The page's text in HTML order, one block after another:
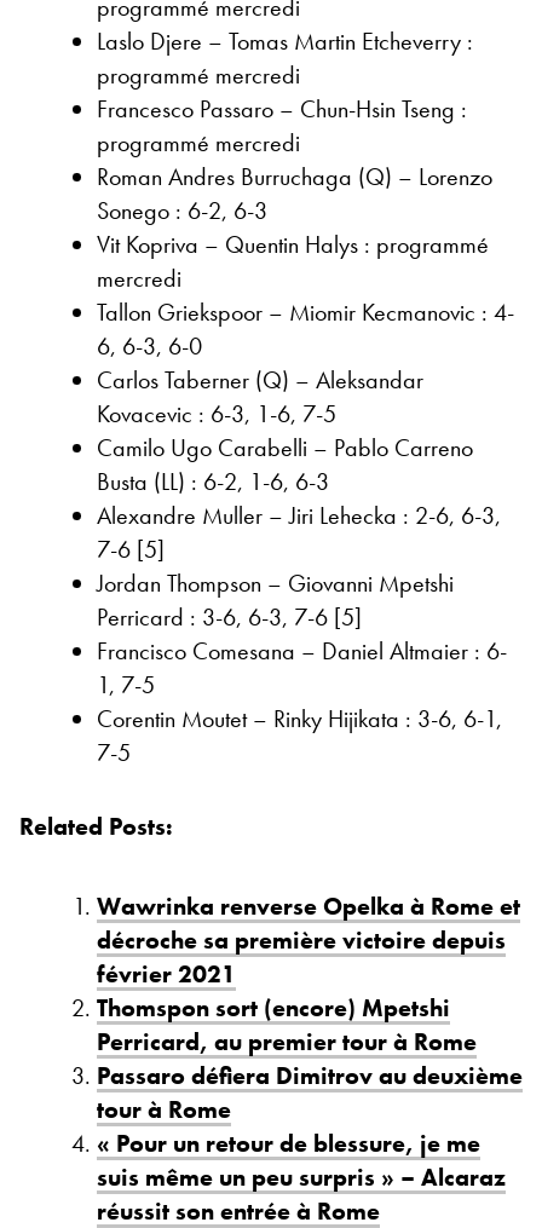
programmé mercredi
Laslo Djere – Tomas Martin Etcheverry :
programmé mercredi
Francesco Passaro – Chun-Hsin Tseng :
programmé mercredi
Roman Andres Burruchaga (Q) – Lorenzo
Sonego : 6-2, 6-3
Vit Kopriva – Quentin Halys : programmé
mercredi
Tallon Griekspoor – Miomir Kecmanovic : 4-
6, 6-3, 6-0
Carlos Taberner (Q) – Aleksandar
Kovacevic : 6-3, 1-6, 7-5
Camilo Ugo Carabelli – Pablo Carreno
Busta (LL) : 6-2, 1-6, 6-3
Alexandre Muller – Jiri Lehecka : 2-6, 6-3,
7-6 [5]
Jordan Thompson – Giovanni Mpetshi
Perricard : 3-6, 6-3, 7-6 [5]
Francisco Comesana – Daniel Altmaier : 6-
1, 7-5
Corentin Moutet – Rinky Hijikata : 3-6, 6-1,
7-5
Related Posts:
Wawrinka renverse Opelka à Rome et
décroche sa première victoire depuis
février 2021
Thomspon sort (encore) Mpetshi
Perricard, au premier tour à Rome
Passaro défiera Dimitrov au deuxième
tour à Rome
« Pour un retour de blessure, je me
suis même un peu surpris » – Alcaraz
réussit son entrée à Rome